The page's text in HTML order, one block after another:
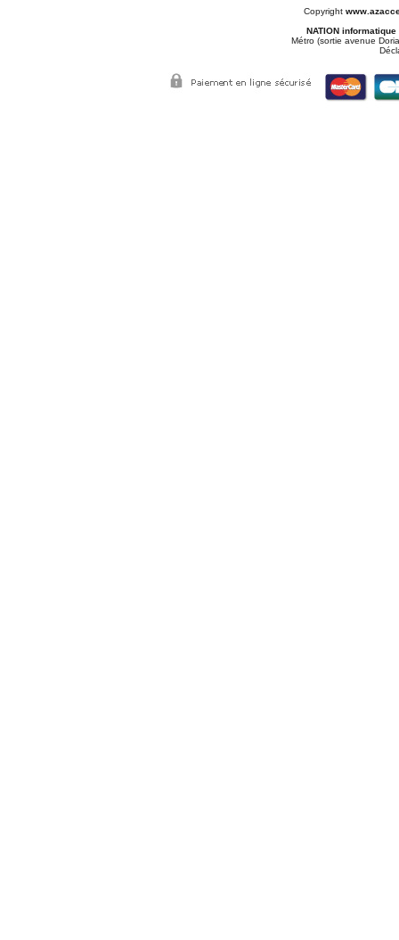
Copyright
NATION informatique
Métro (sortie avenue